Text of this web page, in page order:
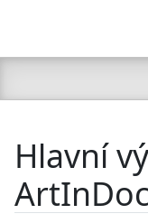
Hlavní